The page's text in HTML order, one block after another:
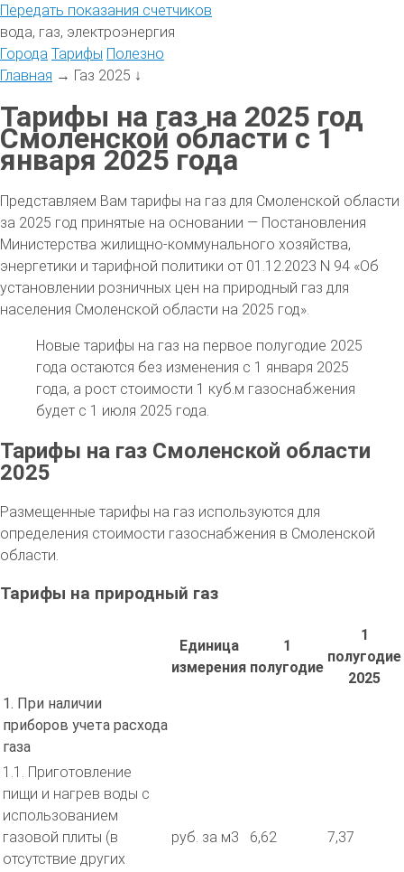
Передать показания счетчиков
вода, газ, электроэнергия
Города Тарифы Полезно
Главная → Газ 2025 ↓
Тарифы на газ на 2025 год
Смоленской области с 1
января 2025 года
Представляем Вам тарифы на газ для Смоленской области
за 2025 год принятые на основании — Постановления
Министерства жилищно-коммунального хозяйства,
энергетики и тарифной политики от 01.12.2023 N 94 «Об
установлении розничных цен на природный газ для
населения Смоленской области на 2025 год».
Новые тарифы на газ на первое полугодие 2025
года остаются без изменения с 1 января 2025
года, а рост стоимости 1 куб.м газоснабжения
будет с 1 июля 2025 года.
Тарифы на газ Смоленской области
2025
Размещенные тарифы на газ используются для
определения стоимости газоснабжения в Смоленской
области.
Тарифы на природный газ
Единица
измерения
1
полугодие
1
полугодие
2025
1. При наличии
приборов учета расхода
газа
1.1. Приготовление
пищи и нагрев воды с
использованием
газовой плиты (в
отсутствие других
руб. за м3 6,62 7,37